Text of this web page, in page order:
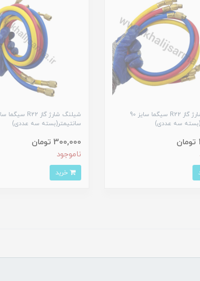
شیلنگ شارژ گاز R22 سیگما سایز 90
سه عددی)
سانتیمتر(بسته سه عددی)
300,000 تومان
ناموجود